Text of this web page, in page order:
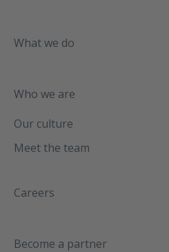
What we do
Who we are
Our culture
Meet the team
Careers
Become a partner